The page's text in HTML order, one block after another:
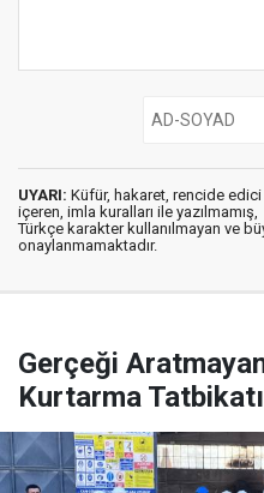
UYARI: Küfür, hakaret, rencide edici
içeren, imla kuralları ile yazılmamış,
Türkçe karakter kullanılmayan ve
onaylanmamaktadır.
Gerçeği
Kurtarma Tatbikatı